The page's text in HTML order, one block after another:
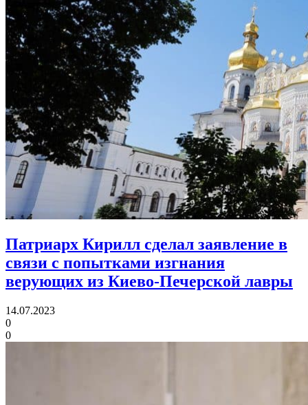
Патриарх Кирилл сделал заявление в
связи с попытками изгнания
верующих из Киево-Печерской лавры
14.07.2023
0
0